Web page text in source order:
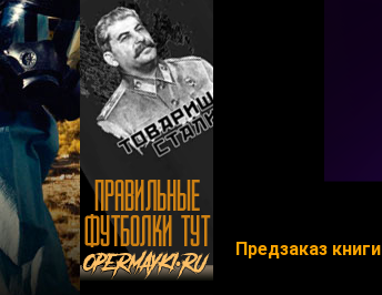
Предзаказ книги